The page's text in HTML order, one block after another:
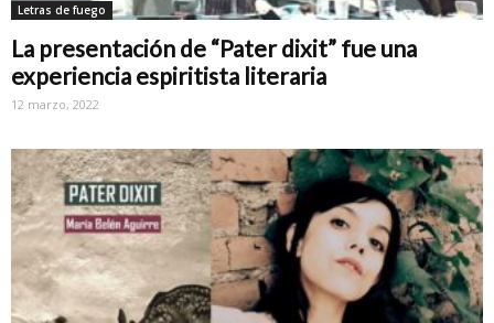
Letras de fuego
La presentación de “Pater dixit” fue una
experiencia espiritista literaria
12 marzo, 2022